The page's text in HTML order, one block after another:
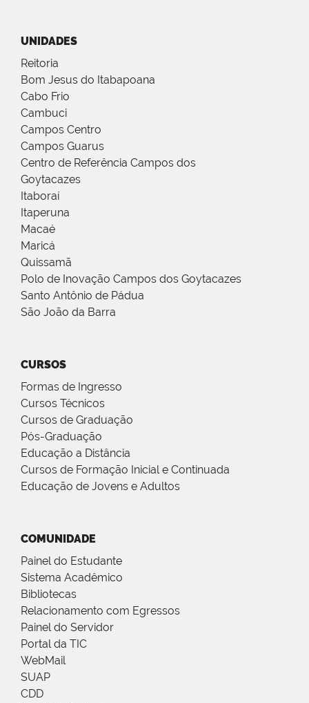
UNIDADES
Reitoria
Bom Jesus do Itabapoana
Cabo Frio
Cambuci
Campos Centro
Campos Guarus
Centro de Referência Campos dos
Goytacazes
Itaboraí
Itaperuna
Macaé
Maricá
Quissamã
Polo de Inovação Campos dos Goytacazes
Santo Antônio de Pádua
São João da Barra
CURSOS
Formas de Ingresso
Cursos Técnicos
Cursos de Graduação
Pós-Graduação
Educação a Distância
Cursos de Formação Inicial e Continuada
Educação de Jovens e Adultos
COMUNIDADE
Painel do Estudante
Sistema Acadêmico
Bibliotecas
Relacionamento com Egressos
Painel do Servidor
Portal da TIC
WebMail
SUAP
CDD